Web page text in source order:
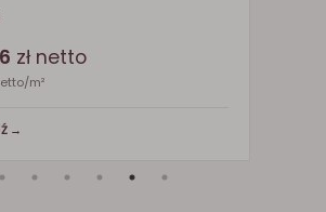
zł netto
m²
→